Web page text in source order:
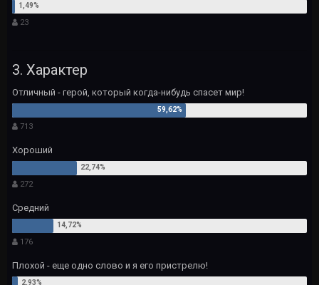
23
3. Характер
Отличный - герой, который когда-нибудь спасет мир!
713
Хороший
272
Средний
176
Плохой - еще одно слово и я его пристрелю!